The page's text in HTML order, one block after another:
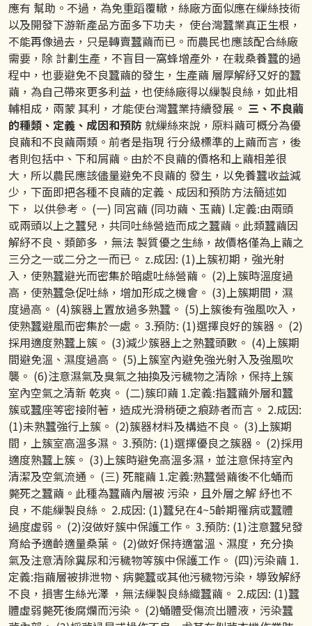
應有 幫助。不過，為免重蹈覆轍，絲廠方面似應在繅絲技術
以及開發下游新產品方面多下功夫， 使台灣蠶業真正生根，
不能再像過去，只是轉賣蠶繭而已。而農民也應該配合絲廠
需要，除 計劃生產，不盲目一窩蜂增產外，在栽桑養蠶的過
程中，也要避免不良蠶繭的發生，生產繭 層厚解紓又好的蠶
繭，為自己帶來更多利益，也使絲廠得以繅製良絲，如此相
輔相成，兩蒙 其利，才能使台灣蠶業持續發展。 三、不良繭
的種類、定義、成因和預防就繅絲來說，原料繭可概分為優
良繭和不良繭兩類。前者是指現 行分級標準的上繭而言，後
者則包括中、下和屑繭。由於不良繭的價格和上繭相差很
大，所以農民應該儘量避免不良繭的 發生，以免養蠶收益減
少，下面即把各種不良繭的定義、成因和預防方法簡述如
下， 以供參考。 (一) 同宮繭 (同功繭、玉繭) l.定義:由兩頭
或兩頭以上之蠶兒，共同吐絲營造而成之蠶繭。此類蠶繭因
解紓不良、類節多 ，無法 製質優之生絲，故價格僅為上繭之
三分之一或二分之一而已。 z.成因: (1)上簇初期，強光射
入，使熟蠶避光而密集於暗處吐絲營繭。 (2)上簇時溫度過
高，使熟蠶急促吐絲，增加形成之機會。 (3)上簇期間，濕
度過高。 (4)簇器上置放過多熟蠶。 (5)上簇後有強風吹入，
使熟蠶避風而密集於一處。 3.預防: (1)選擇良好的簇器。 (2)
採用適度熟蠶上簇。 (3)減少簇器上之熟蠶頭數。 (4)上簇期
間避免溫、濕度過高。 (5)上簇室內避免強光射入及強風吹
襲。 (6)注意濕氣及臭氣之抽換及污穢物之清除，保持上簇
室內空氣之清新 乾爽。 (二)簇印繭 1.定義:指蠶繭外層和蠶
簇或蠶座等密接附著，造成光滑稍硬之痕跡者而言。 2.成因:
(1)未熟蠶強行上簇。 (2)簇器材料及構造不良。 (3)上簇期
間，上簇室高溫多濕。 3.預防: (1)選擇優良之簇器。 (2)採用
適度熟蠶上簇。 (3)上簇時避免高溫多濕，並注意保持室內
清潔及空氣流通。 (三) 死籠繭 1.定義:熟蠶營繭後不化蛹而
斃死之蠶繭。此種為蠶繭內層被 污染，且外層之解 紓也不
良，不能繅製良絲。 2.成因: (1)蠶兒在4~5齡期罹病或蠶體
過度虛弱。 (2)沒做好簇中保護工作。 3.預防: (1)注意蠶兒發
育給予適齡適量桑葉。 (2)做好保持適當溫、濕度，充分換
氣及注意清除糞尿和污穢物等簇中保護工作。 (四)污染繭 1.
定義:指繭層被排泄物、病斃蠶或其他污穢物污染，導致解紓
不良，損害生絲光澤 ，無法繅製良絲織蠶繭。 2.成因: (1)蠶
體虛弱斃死後腐爛而污染。 (2)蛹體受傷流出體液，污染蠶